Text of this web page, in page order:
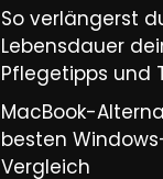
So verlängerst
Lebensdauer
Pflegetipps und
MacBook-
besten
Vergleich​